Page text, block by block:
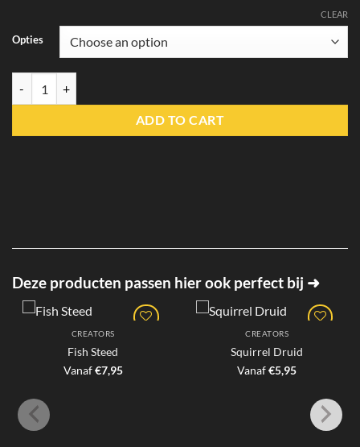
Opties
CLEAR
ADD TO CART
Deze producten passen hier ook perfect bij ➜
CREATORS
Fish Steed
Vanaf€7,95
CREATORS
Squirrel Druid
Vanaf€5,95